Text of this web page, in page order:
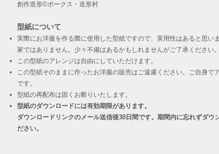
創作造形©︎ボークス・造形村
型紙について
実際にお洋服を作る際に使用した型紙ですので、実用性はあると思い
家ではありません。少々不備はあるかもしれませんがご了承ください
この型紙のアレンジは自由にしていただけます。
この型紙そのままに作ったお洋服の販売はご遠慮ください。ご自身で
です。
​型紙の再配布は固くお断りいたします。
型紙のダウンロードには有効期限があります。
ダウンロードリンクのメール送信後30日間です。期間内に忘れずダウ
ださい。